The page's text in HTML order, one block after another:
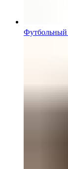
Футбольный